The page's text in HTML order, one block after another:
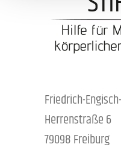
Friedrich-
Herrenstraße 6
79098 Freiburg